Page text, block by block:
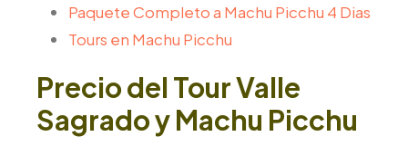
Paquete Completo a Machu Picchu 4 Dias
Tours en Machu Picchu
Precio del Tour Valle
Sagrado y Machu Picchu